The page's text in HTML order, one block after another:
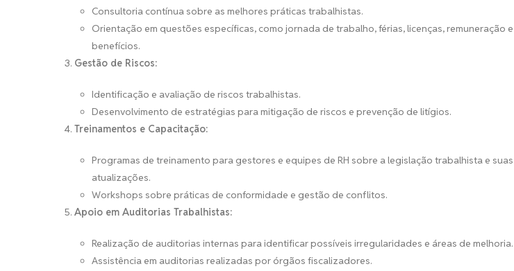
Consultoria contínua sobre as melhores práticas trabalhistas.
Orientação em questões específicas, como jornada de trabalho, férias, licenças, remuneração e
benefícios.
Gestão de Riscos:
Identificação e avaliação de riscos trabalhistas.
Desenvolvimento de estratégias para mitigação de riscos e prevenção de litígios.
Treinamentos e Capacitação:
Programas de treinamento para gestores e equipes de RH sobre a legislação trabalhista e suas
atualizações.
Workshops sobre práticas de conformidade e gestão de conflitos.
Apoio em Auditorias Trabalhistas:
Realização de auditorias internas para identificar possíveis irregularidades e áreas de melhoria.
Assistência em auditorias realizadas por órgãos fiscalizadores.